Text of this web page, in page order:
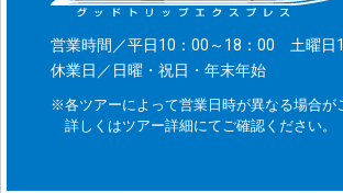
営業時間／平日10：00～18：00 土曜日
休業日／日曜・祝日・年末年始
※各ツアーによって営業日時が異なる場合が
詳しくはツアー詳細にてご確認ください。